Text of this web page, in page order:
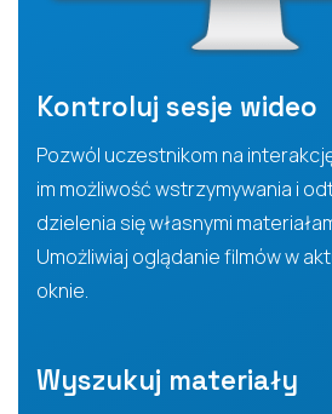
Kontroluj sesje wideo
Pozwól uczestnikom na
im możliwość wstrzymywania i
dzielenia się własnymi
Umożliwiaj oglądanie filmów w
oknie.
Wyszukuj materiały